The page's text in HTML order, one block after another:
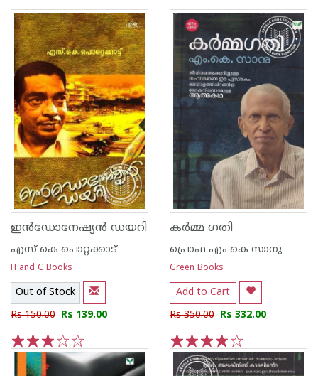
ഇന്‍ഡോനേഷ്യന്‍ ഡയറി
എസ്‌ കെ പൊറ്റക്കാട്‌
H and C Books
Out of Stock
Rs 150.00 Rs 139.00
5
4
3
2
1
കര്‍മ്മ ഗതി
പ്രൊഫ എം കെ സാനു
Green Books
Add to Cart
Rs 350.00 Rs 332.00
5
4
3
2
1